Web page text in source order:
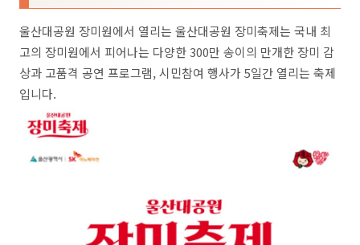
울산대공원 장미원에서 열리는 울산대공원 장미축제는 국내 최
고의 장미원에서 피어나는 다양한 300만 송이의 만개한 장미 감
상과 고품격 공연 프로그램, 시민참여 행사가 5일간 열리는 축제
입니다.